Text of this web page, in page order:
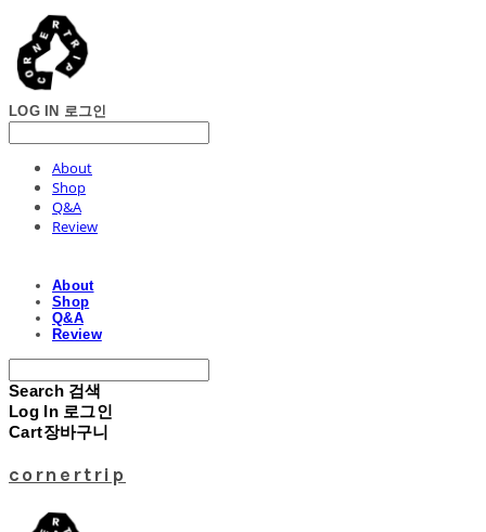
LOG IN 로그인
About
Shop
Q&A
Review
About
Shop
Q&A
Review
Search 검색
Log In 로그인
Cart장바구니
cornertrip